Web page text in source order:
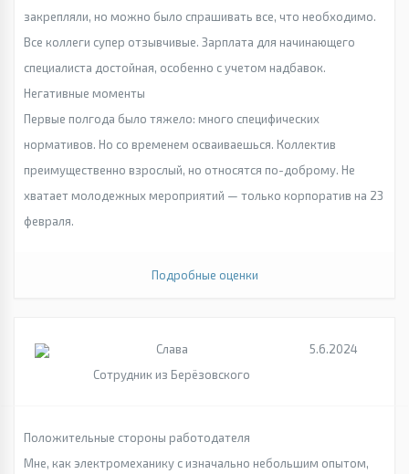
закрепляли, но можно было спрашивать все, что необходимо.
Все коллеги супер отзывчивые. Зарплата для начинающего
специалиста достойная, особенно с учетом надбавок.
Негативные моменты
Первые полгода было тяжело: много специфических
нормативов. Но со временем осваиваешься. Коллектив
преимущественно взрослый, но относятся по-доброму. Не
хватает молодежных мероприятий — только корпоратив на 23
февраля.
Подробные оценки
Слава
Сотрудник из Берёзовского
5.6.2024
Положительные стороны работодателя
Мне, как электромеханику с изначально небольшим опытом,